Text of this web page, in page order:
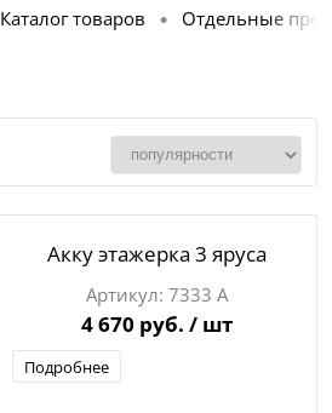
Каталог товаров • Отдельные
Акку этажерка 3 яруса
7333 А
4 670 руб. / шт
Подробнее